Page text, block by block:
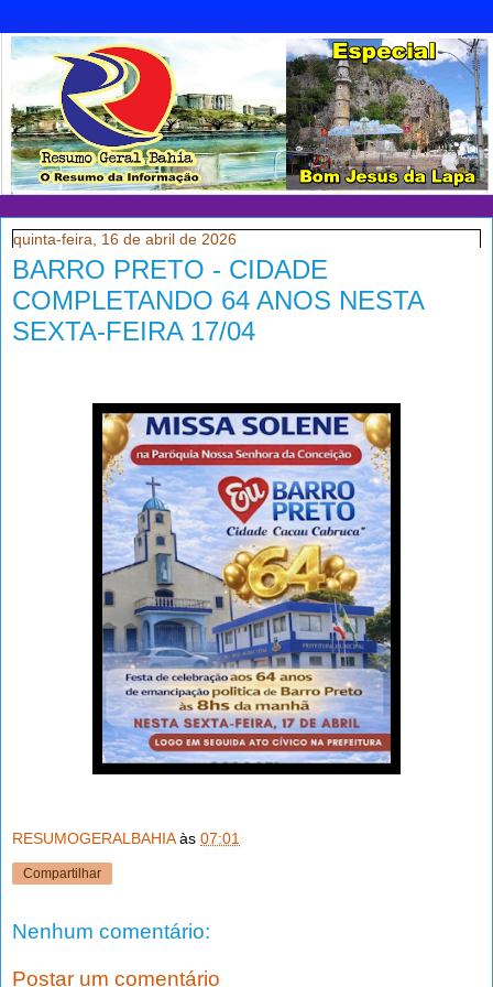
quinta-feira, 16 de abril de 2026
BARRO PRETO - CIDADE
COMPLETANDO 64 ANOS NESTA
SEXTA-FEIRA 17/04
RESUMOGERALBAHIA às 07:01
Compartilhar
Nenhum comentário:
Postar um comentário